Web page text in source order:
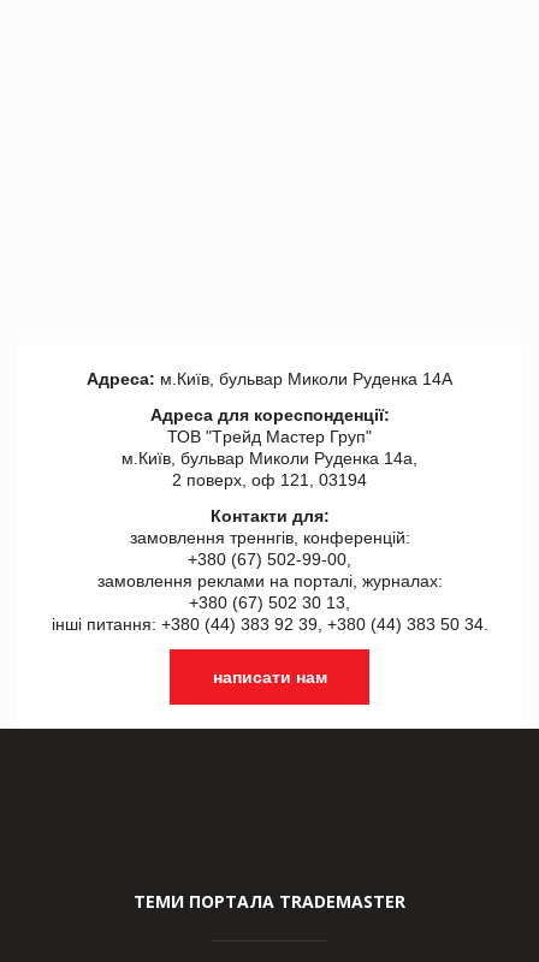
Адреса: м.Київ, бульвар Миколи Руденка 14А
Адреса для кореспонденції:
ТОВ "Tрейд Мастер Груп"
м.Київ, бульвар Миколи Руденка 14а,
2 поверх, оф 121, 03194
Контакти для:
замовлення треннгів, конференцій:
+380 (67) 502-99-00,
замовлення реклами на порталі, журналах:
+380 (67) 502 30 13,
інші питання: +380 (44) 383 92 39, +380 (44) 383 50 34.
написати нам
ТЕМИ ПОРТАЛА TRADEMASTER